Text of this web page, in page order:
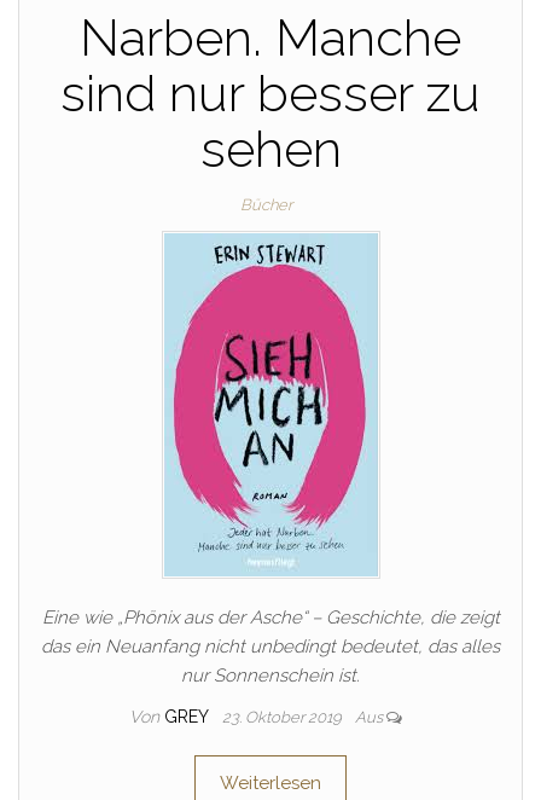
Narben. Manche
sind nur besser zu
sehen
Bücher
Eine wie „Phönix aus der Asche“ – Geschichte, die zeigt
das ein Neuanfang nicht unbedingt bedeutet, das alles
nur Sonnenschein ist.
Von GREY 23. Oktober 2019 Aus
Weiterlesen